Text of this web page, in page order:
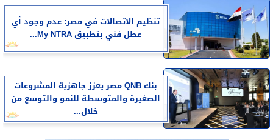
تنظيم الاتصالات في مصر: عدم وجود أي
عطل فني بتطبيق My NTRA...
بنك QNB مصر يعزز جاهزية المشروعات
الصغيرة والمتوسطة للنمو والتوسع من
خلال...